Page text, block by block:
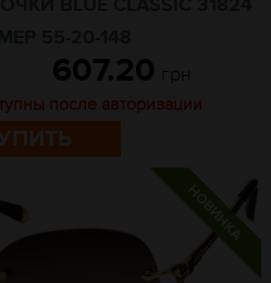
607.20 грн
после авторизации